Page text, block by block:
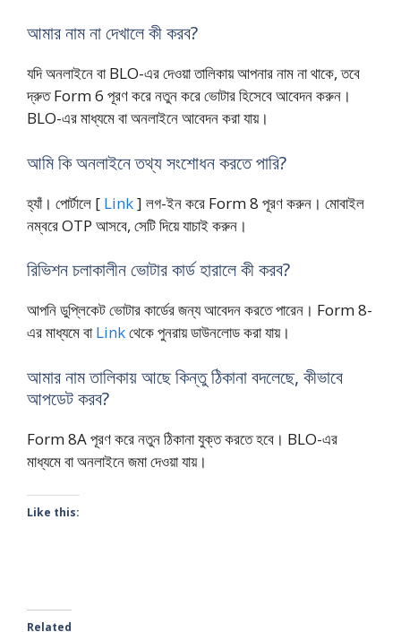
আমার নাম না দেখালে কী করব?
যদি অনলাইনে বা BLO-এর দেওয়া তালিকায় আপনার নাম না থাকে, তবে
দ্রুত Form 6 পূরণ করে নতুন করে ভোটার হিসেবে আবেদন করুন।
BLO-এর মাধ্যমে বা অনলাইনে আবেদন করা যায়।
আমি কি অনলাইনে তথ্য সংশোধন করতে পারি?
হ্যাঁ। পোর্টালে [ Link] লগ-ইন করে Form 8 পূরণ করুন। মোবাইল
নম্বরে OTP আসবে, সেটি দিয়ে যাচাই করুন।
রিভিশন চলাকালীন ভোটার কার্ড হারালে কী করব?
আপনি ডুপ্লিকেট ভোটার কার্ডের জন্য আবেদন করতে পারেন। Form 8-
এর মাধ্যমে বাLinkথেকে পুনরায় ডাউনলোড করা যায়।
আমার নাম তালিকায় আছে কিন্তু ঠিকানা বদলেছে, কীভাবে
আপডেট করব?
Form 8A পূরণ করে নতুন ঠিকানা যুক্ত করতে হবে। BLO-এর
মাধ্যমে বা অনলাইনে জমা দেওয়া যায়।
Like this:
Related